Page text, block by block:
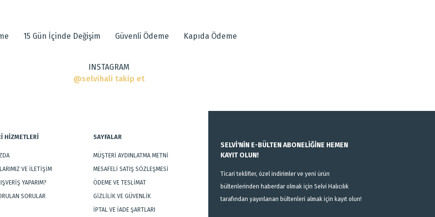
Gönder
15 Gün İçinde Değişim Güvenli Ödeme Kapıda Ödeme
INSTAGRAM
@selvihali takip et
HİZMETLERİ
VE İLETİŞİM
YAPARIM?
SORULAR
SAYFALAR
MÜŞTERİ AYDINLATMA METNİ
MESAFELİ SATIŞ SÖZLEŞMESİ
ÖDEME VE TESLİMAT
GİZLİLİK VE GÜVENLİK
İPTAL VE İADE ŞARTLARI
SELVİ'NİN E-BÜLTEN ABONELİĞİNE HEMEN
KAYIT OLUN!
Ticari teklifler, özel indirimler ve yeni ürün
bültenlerinden haberdar olmak için Selvi Halıcılık
tarafından yayınlanan bültenleri almak için kayıt olun!